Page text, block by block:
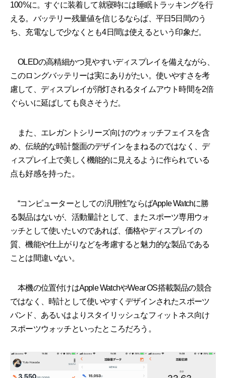
100%に。すぐに装着して就寝時には睡眠トラッキングを行
える。バッテリー残量値を信じるならば、平日5日間のう
ち、充電なしで少なくとも4日間は使えるという印象だ。
OLEDの高精細かつ見やすいディスプレイを備えながら、
このロングバッテリーは実にありがたい。使いやすさを考
慮して、ディスプレイが消灯されるタイムアウト時間を2倍
ぐらいに延ばしても良さそうだ。
また、エレガントシリーズ向けのウォッチフェイスを含
め、伝統的な時計盤面のデザインをまねるのではなく、デ
ィスプレイ上で美しく機能的に見えるように作られている
点も好感を持った。
“コンピューターとしての汎用性”ならばApple Watchに勝
る製品はないが、活動量計として、またスポーツ専用ウォ
ッチとして使いたいのであれば、価格やディスプレイの
質、機能や仕上がりなどを考慮すると魅力的な製品である
ことは間違いない。
本機の位置付けはApple WatchやWear OS搭載製品の競合
ではなく、時計として使いやすくデザインされたスポーツ
バンド、あるいはよりスタイリッシュなフィットネス向け
スポーツウォッチといったところだろう。